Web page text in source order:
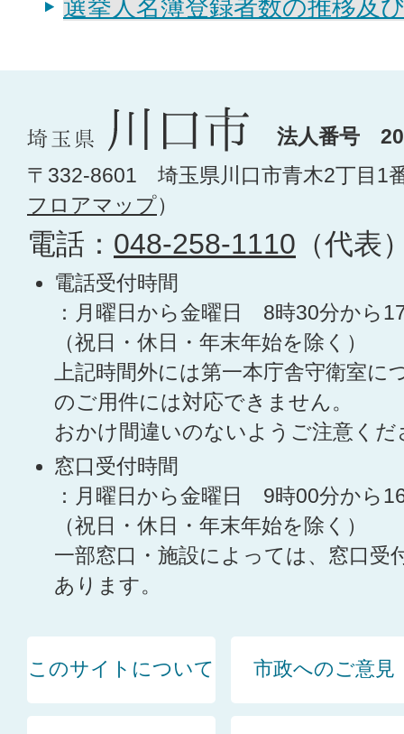
選挙人名簿登録者数の推移及
法人番号
〒332-8601 埼玉県川口市青木2丁目1
フロアマップ）
電話： 048-258-1110 （代表
電話受付時間
：月曜日から金曜日 8時30分から
（祝日・休日・年末年始を除く）
上記時間外には第一本庁舎守衛室に
のご用件には対応できません。
おかけ間違いのないようご注意くだ
窓口受付時間
：月曜日から金曜日 9時00分から
（祝日・休日・年末年始を除く）
一部窓口・施設によっては、窓口受
あります。
このサイトについて 市政へのご意見